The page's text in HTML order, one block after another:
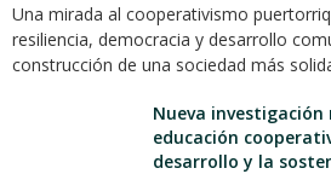
Una mirada al cooperativismo
resiliencia, democracia y desarrollo
construcción de una sociedad más
Nueva
educación
desarrollo y la